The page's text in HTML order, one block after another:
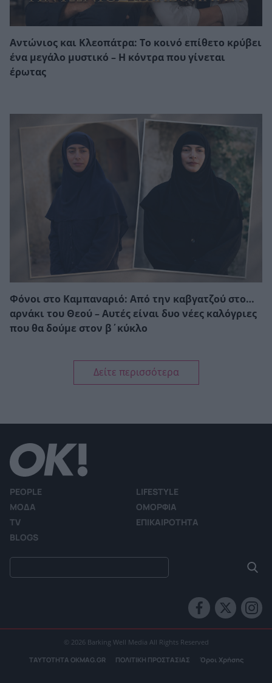
Αντώνιος και Κλεοπάτρα: Το κοινό επίθετο κρύβει
ένα μεγάλο μυστικό – Η κόντρα που γίνεται
έρωτας
Φόνοι στο Καμπαναριό: Από την καβγατζού στο…
αρνάκι του Θεού – Αυτές είναι δυο νέες καλόγριες
που θα δούμε στον β΄κύκλο
Δείτε περισσότερα
PEOPLE
LIFESTYLE
ΜΟΔΑ
ΟΜΟΡΦΙΑ
TV
ΕΠΙΚΑΙΡΟΤΗΤΑ
BLOGS
© 2026 Barking Well Media All Rights Reserved
ΤΑΥΤΟΤΗΤΑ OKMAG.GR ΠΟΛΙΤΙΚΗ ΠΡΟΣΤΑΣΙΑΣ Όροι Χρήσης